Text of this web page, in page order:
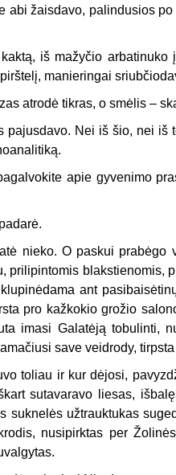
abi žaisdavo, palindusios
iš mažyčio
manieringai
atrodė tikras, o smėlis –
pajusdavo. Nei iš šio, nei iš
apie gyvenimo
nieko. O paskui
prilipintomis blakstienomis,
ant
pro kažkokio grožio
imasi Galatėją tobulinti,
save veidrody,
toliau ir kur dėjosi,
sutavaravo liesas,
suknelės užtrauktukas
nusipirktas per